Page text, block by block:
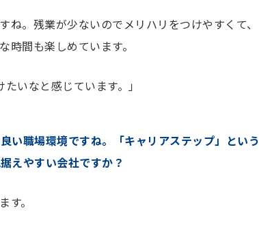
。残業が少ないのでメリハリをつけやすくて、
間も楽しめています。
いなと感じています。」
職場環境ですね。「キャリアステップ」という
えやすい会社ですか？
す。